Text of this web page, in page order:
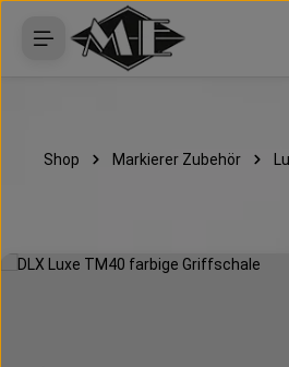
Zum Hauptinhalt springen
Shop Markierer Zubehör
Bildergalerie überspringen